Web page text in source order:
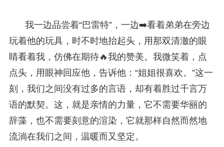
我一边品尝着“巴雷特”，一边➡️看着弟弟在旁边
玩着他的玩具，时不时地抬起头，用那双清澈的眼
睛看着我，仿佛在期待🔥我的赞美。我微笑着，点
点头，用眼神回应他，告诉他：“姐姐很喜欢。”这一
刻，我们之间没有过多的言语，却有着胜过千言万
语的默契。这，就是亲情的力量，它不需要华丽的
辞藻，也不需要刻意的渲染，它就那样自然而然地
流淌在我们之间，温暖而又坚定。